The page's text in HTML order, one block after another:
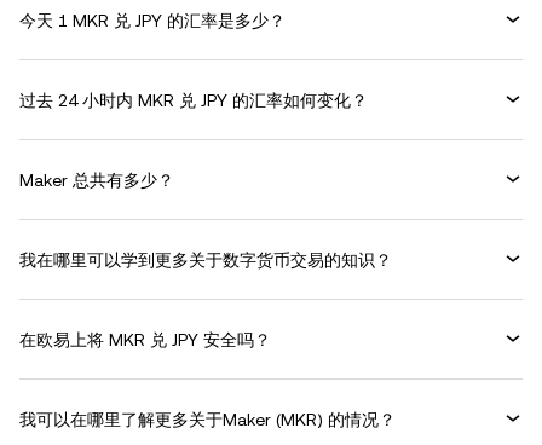
今天 1 MKR 兑 JPY 的汇率是多少？
过去 24 小时内 MKR 兑 JPY 的汇率如何变化？
Maker 总共有多少？
我在哪里可以学到更多关于数字货币交易的知识？
在欧易上将 MKR 兑 JPY 安全吗？
我可以在哪里了解更多关于Maker (MKR) 的情况？